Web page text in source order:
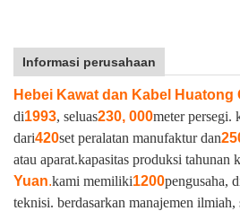
Informasi perusahaan
Hebei Kawat dan Kabel Huatong
di1993, seluas230, 000meter persegi.
dari420set peralatan manufaktur dan
atau aparat.kapasitas produksi tahunan
Yuan.kami memiliki1200pengusaha,
teknisi. berdasarkan manajemen ilmiah,